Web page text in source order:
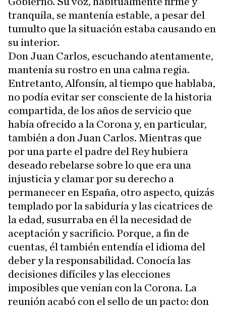
tranquila, se mantenía estable, a pesar del
tumulto que la situación estaba causando en
su interior.
Don Juan Carlos, escuchando atentamente,
mantenía su rostro en una calma regia.
Entretanto, Alfonsín, al tiempo que hablaba,
no podía evitar ser consciente de la historia
compartida, de los años de servicio que
había ofrecido a la Corona y, en particular,
también a don Juan Carlos. Mientras que
por una parte el padre del Rey hubiera
deseado rebelarse sobre lo que era una
injusticia y clamar por su derecho a
permanecer en España, otro aspecto, quizás
templado por la sabiduría y las cicatrices de
la edad, susurraba en él la necesidad de
aceptación y sacrificio. Porque, a fin de
cuentas, él también entendía el idioma del
deber y la responsabilidad. Conocía las
decisiones difíciles y las elecciones
imposibles que venían con la Corona. La
reunión acabó con el sello de un pacto: don